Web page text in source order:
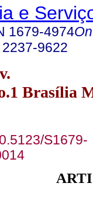
e
1679-4974
2237-9622
Brasília
S1679-